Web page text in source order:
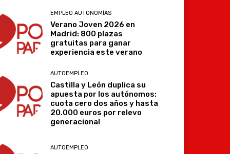
EMPLEO AUTONOMÍAS
Verano Joven 2026 en
Madrid: 800 plazas
gratuitas para ganar
experiencia este verano
AUTOEMPLEO
Castilla y León duplica su
apuesta por los autónomos:
cuota cero dos años y hasta
20.000 euros por relevo
generacional
AUTOEMPLEO